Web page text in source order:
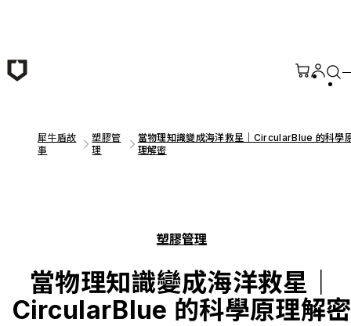
犀牛盾故
事
塑膠管
理
當物理知識變成海洋救星｜CircularBlue 的科學
理解密
塑膠管理
當物理知識變成海洋救星｜
CircularBlue 的科學原理解密